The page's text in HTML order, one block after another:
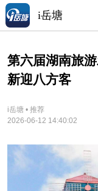
i岳塘